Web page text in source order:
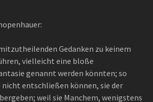
Gedanken zu keinem
vielleicht eine bloße
genannt werden könnten; so
nicht entschließen können, sie der
weil sie Manchem, wenigstens